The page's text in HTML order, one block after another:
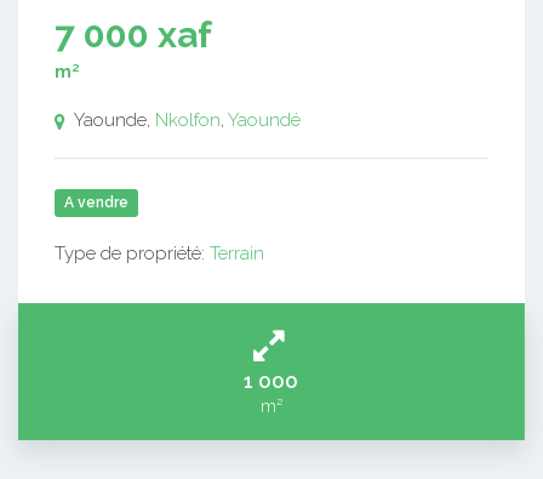
7 000 xaf
m²
Yaounde, Nkolfon, Yaoundé
A vendre
Type de propriété: Terrain
1 000
m²